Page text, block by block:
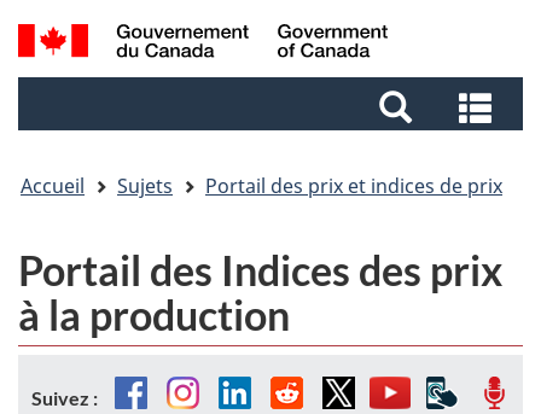
Aller
au
Aller
au
Passer
à
Recherche
et
et
Accueil Sujets Portail des prix et indices de prix
Portail des Indices des prix
à la production
Suivez : FacebookInstagram
Linkedin
RedditTwitterYouTube